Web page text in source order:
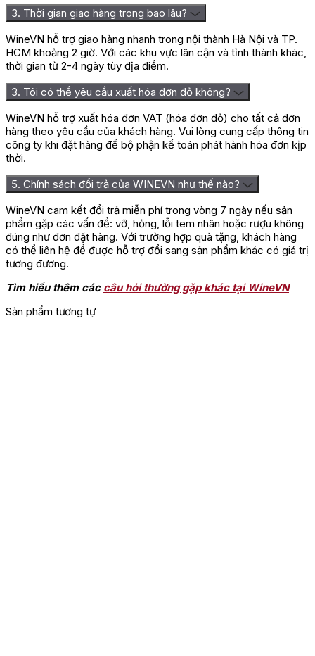
Rượu Château Lynch Moussas 2019 có màu đỏ ruby sẫm ánh
tím, lan tỏa hương thơm phức hợp của trái cây đen chín như
cassis, mận, anh đào đen, hòa quyện cùng các nốt thuốc lá, gỗ
tuyết tùng, cam thảo và espresso. Thoảng trong tầng hương
còn có dấu ấn của bạc hà tươi và khói nhẹ, tạo cảm giác sang
trọng, cổ điển và đầy cuốn hút.
Khi thưởng thức, rượu có cấu trúc medium to full body, tannin
chín mịn, độ acid cân bằng tốt, vị vang đậm đà nhưng không
nặng nề. Hậu vị kéo dài với cảm giác trái cây chín hòa quyện
cùng gỗ sồi và khoáng chất nhẹ, để lại dư vị thanh lịch, mạnh
mẽ và sâu lắng. Đây là một chai vang thể hiện rõ bản sắc
Pauillac và có thể phát triển tốt trong vòng 10–15 năm tới.
3. Thời gian giao hàng trong bao lâu?
WineVN hỗ trợ giao hàng nhanh trong nội thành Hà Nội và TP.
HCM khoảng 2 giờ. Với các khu vực lân cận và tỉnh thành khác,
thời gian từ 2-4 ngày tùy địa điểm.
3. Tôi có thể yêu cầu xuất hóa đơn đỏ không?
WineVN hỗ trợ xuất hóa đơn VAT (hóa đơn đỏ) cho tất cả đơn
hàng theo yêu cầu của khách hàng. Vui lòng cung cấp thông tin
công ty khi đặt hàng để bộ phận kế toán phát hành hóa đơn kịp
thời.
5. Chính sách đổi trả của WINEVN như thế nào?
WineVN cam kết đổi trả miễn phí trong vòng 7 ngày nếu sản
phẩm gặp các vấn đề: vỡ, hỏng, lỗi tem nhãn hoặc rượu không
đúng như đơn đặt hàng. Với trường hợp quà tặng, khách hàng
có thể liên hệ để được hỗ trợ đổi sang sản phẩm khác có giá trị
tương đương.
Tìm hiểu thêm các câu hỏi thường gặp khác tại WineVN
Sản phẩm tương tự